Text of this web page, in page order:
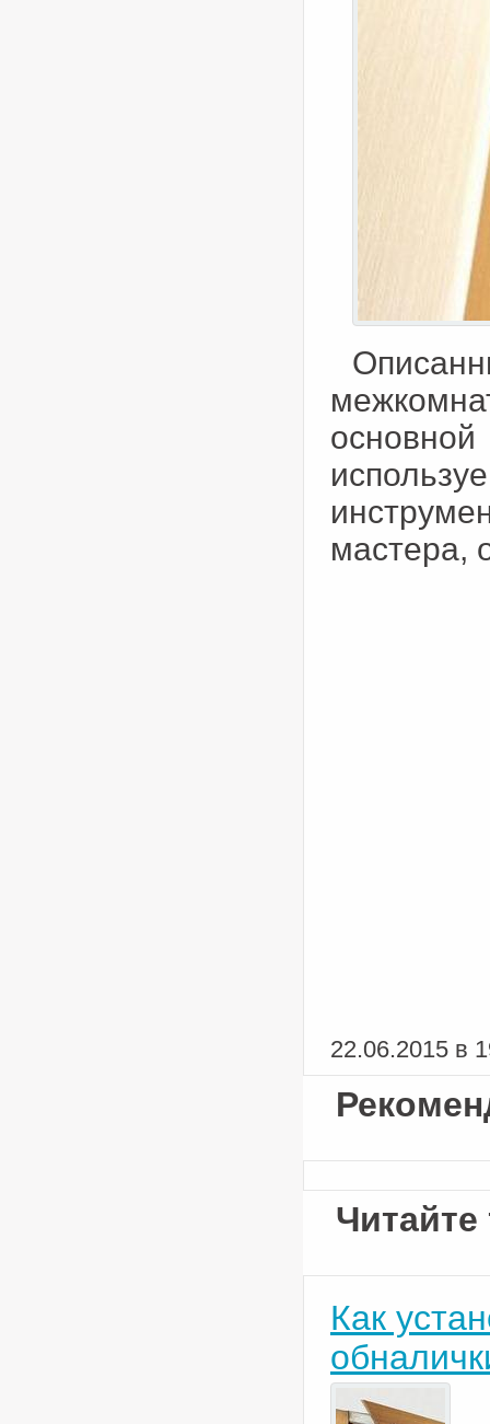
мастера,
22.06.2015 в
Читайте
Как